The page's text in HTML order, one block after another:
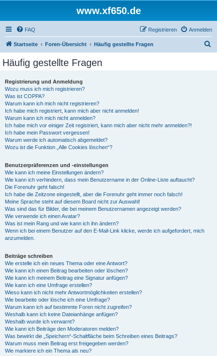
www.xf650.de
FAQ Anmelden
Registrieren
Startseite Foren-Übersicht Häufig gestellte Fragen
Häufig gestellte Fragen
Registrierung und Anmeldung
Wozu muss ich mich registrieren?
Was ist COPPA?
Warum kann ich mich nicht registrieren?
Ich habe mich registriert, kann mich aber nicht anmelden!
Warum kann ich mich nicht anmelden?
Ich habe mich vor einiger Zeit registriert, kann mich aber nicht mehr anmelden?!
Ich habe mein Passwort vergessen!
Warum werde ich automatisch abgemeldet?
Wozu ist die Funktion „Alle Cookies löschen“?
Benutzerpräferenzen und -einstellungen
Wie kann ich meine Einstellungen ändern?
Wie kann ich verhindern, dass mein Benutzername in der Online-Liste auftaucht?
Die Forenuhr geht falsch!
Ich habe die Zeitzone eingestellt, aber die Forenuhr geht immer noch falsch!
Meine Sprache steht auf diesem Board nicht zur Auswahl!
Was sind das für Bilder, die bei meinem Benutzernamen angezeigt werden?
Wie verwende ich einen Avatar?
Was ist mein Rang und wie kann ich ihn ändern?
Wenn ich bei einem Benutzer auf den E-Mail-Link klicke, werde ich aufgefordert, mich
anzumelden.
Beiträge schreiben
Wie erstelle ich ein neues Thema oder eine Antwort?
Wie kann ich einen Beitrag bearbeiten oder löschen?
Wie kann ich meinem Beitrag eine Signatur anfügen?
Wie kann ich eine Umfrage erstellen?
Wieso kann ich nicht mehr Antwortmöglichkeiten erstellen?
Wie bearbeite oder lösche ich eine Umfrage?
Warum kann ich auf bestimmte Foren nicht zugreifen?
Weshalb kann ich keine Dateianhänge anfügen?
Weshalb wurde ich verwarnt?
Wie kann ich Beiträge den Moderatoren melden?
Was bewirkt die „Speichern“-Schaltfläche beim Schreiben eines Beitrags?
Warum muss mein Beitrag erst freigegeben werden?
Wie markiere ich ein Thema als neu?